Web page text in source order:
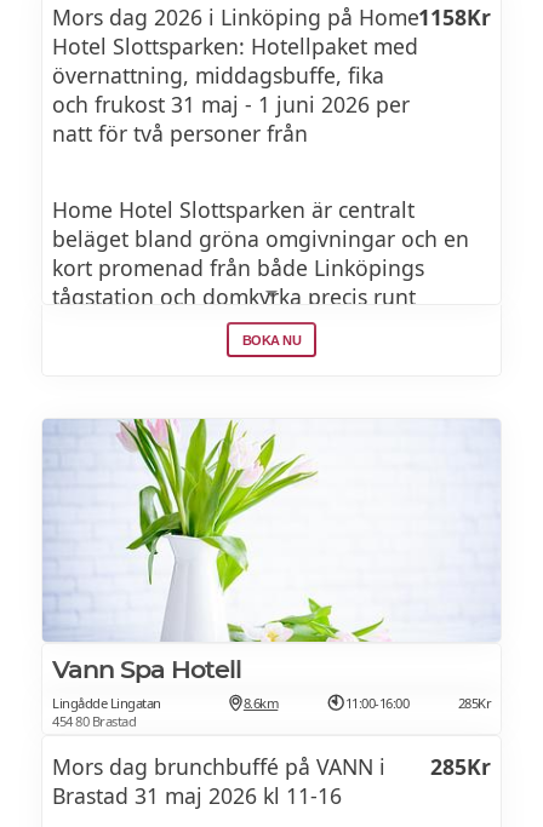
Mors dag 2026 i Linköping på Home
Hotel Slottsparken: Hotellpaket med
övernattning, middagsbuffe, fika
och frukost 31 maj - 1 juni 2026 per
natt för två personer från
1158Kr
Home Hotel Slottsparken är centralt
beläget bland gröna omgivningar och en
kort promenad från både Linköpings
tågstation och domkyrka precis runt
knuten. Hotellet bjuder på frukost, fika och
middag. Hotellet har en relaxavdelning
i en härlig atmosfär. Det finns även ett
modernt och välutrustat gym för den som
vill köra energirika träningspass.
Höjdpunkten finns uppe på takterrassen
där du kan koppla av i jacuzzin innan
middagen - och njuta av utsikten med nära
och kära.
BOKA NU
Vann Spa Hotell
Lingådde Lingatan
454 80 Brastad
8.6km 11:00-16:00 285Kr
Mors dag brunchbuffé på VANN i
Brastad 31 maj 2026 kl 11-16
285Kr